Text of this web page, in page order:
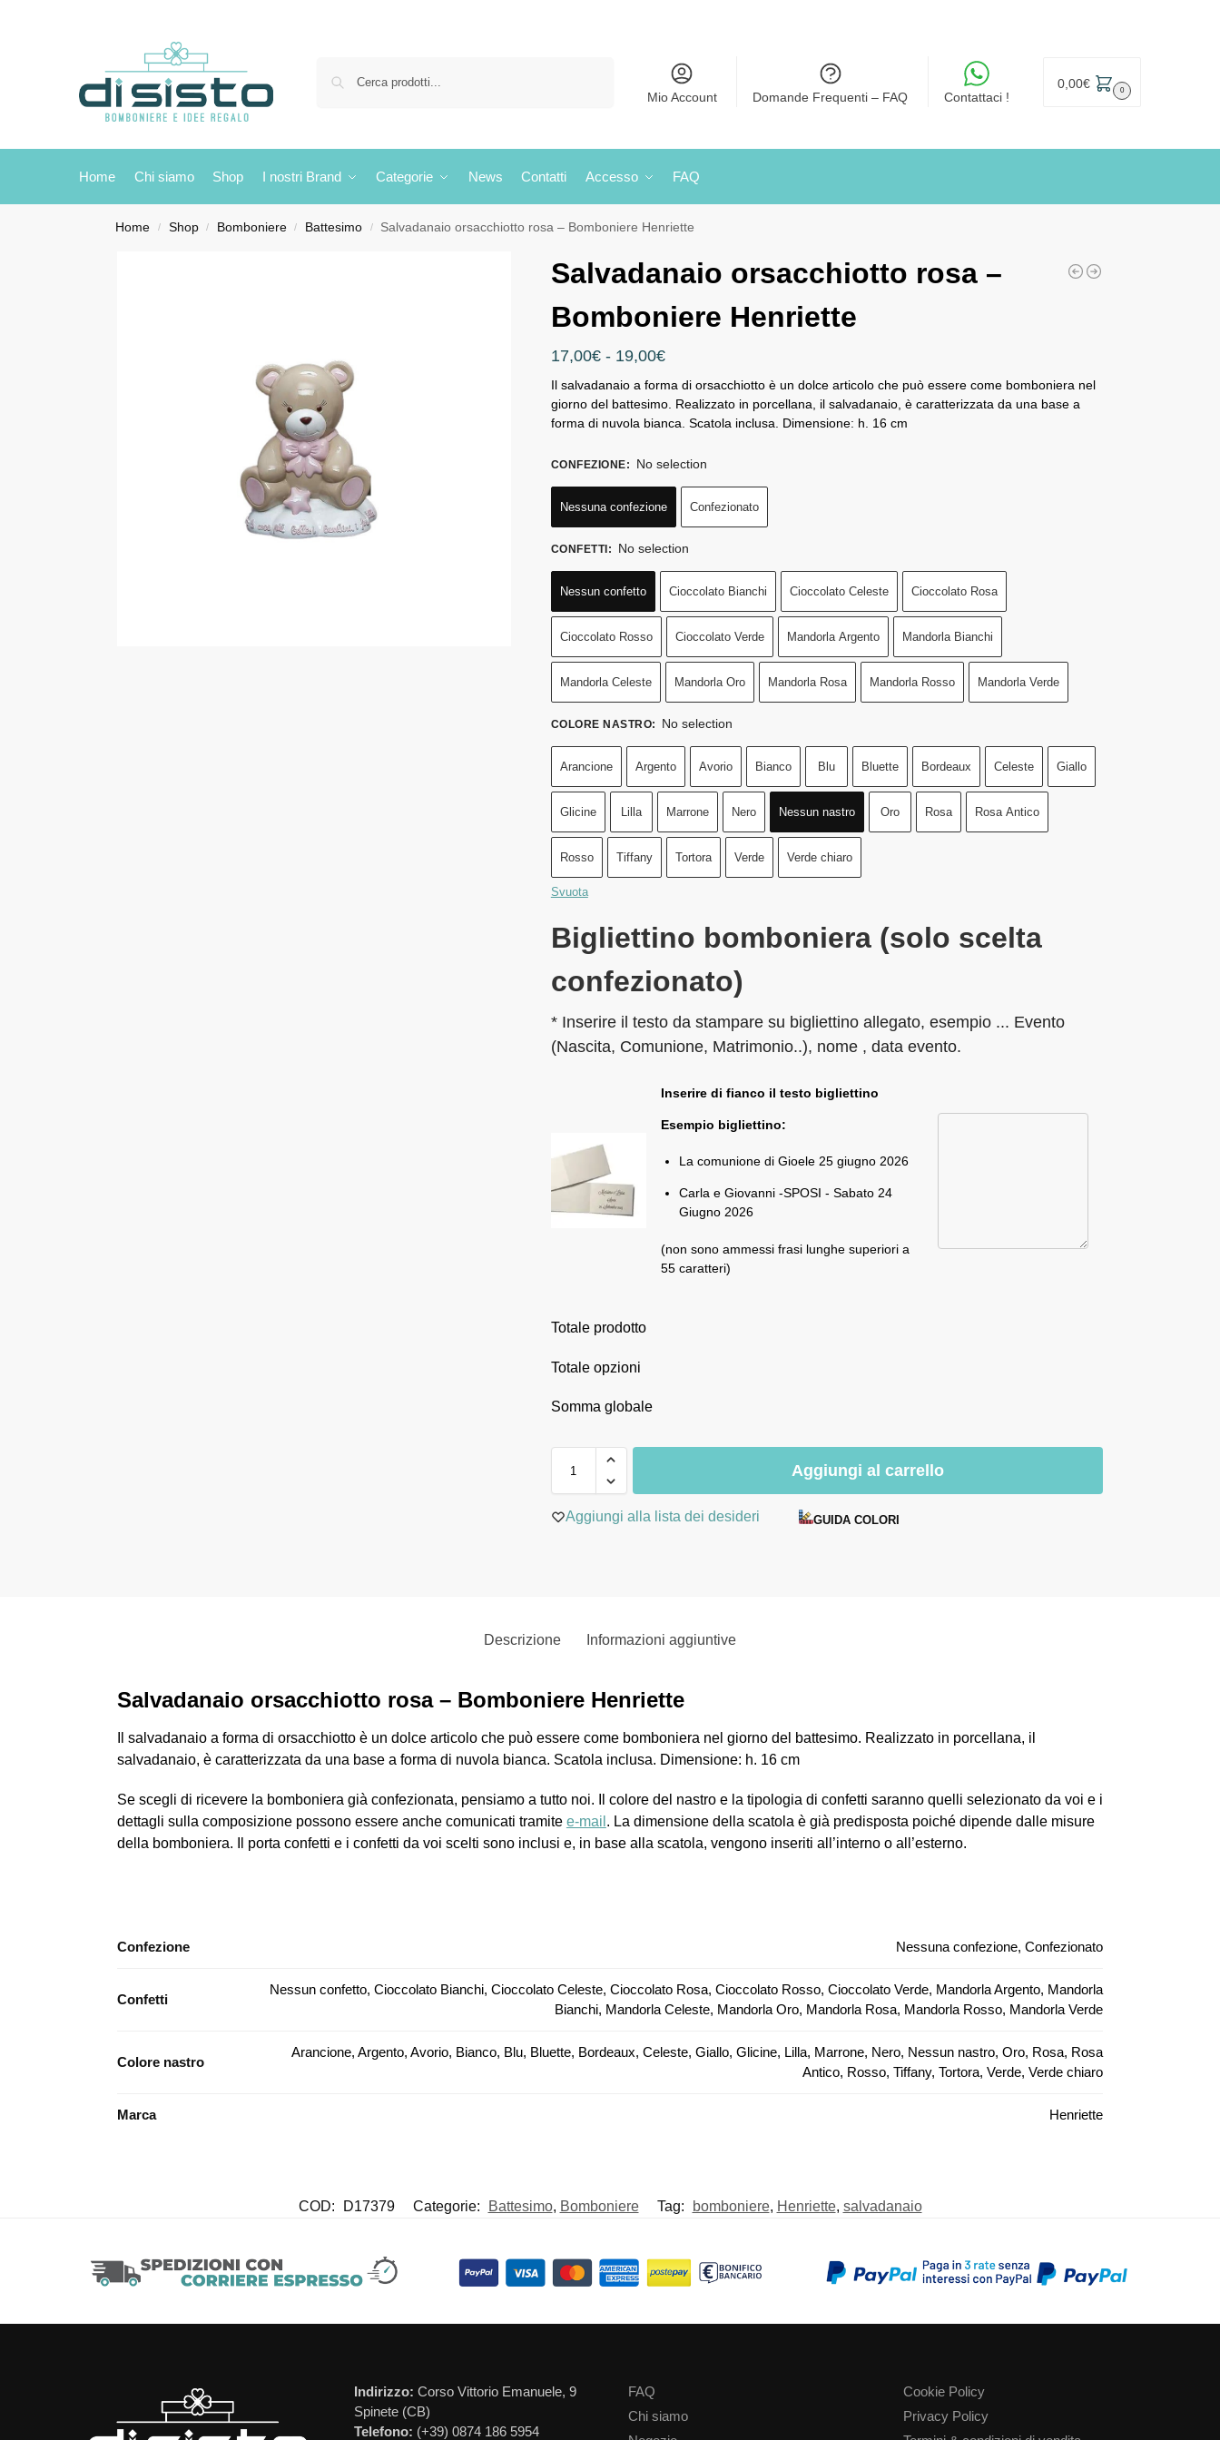
Mio Account Domande Frequenti – FAQ Contattaci !
0,00€ 0
Home Chi siamo Shop I nostri Brand Categorie News Contatti Accesso FAQ
Home / Shop / Bomboniere / Battesimo / Salvadanaio orsacchiotto rosa – Bomboniere Henriette
Salvadanaio orsacchiotto rosa –
Bomboniere Henriette
17,00€ - 19,00€
Il salvadanaio a forma di orsacchiotto è un dolce articolo che può essere come bomboniera nel
giorno del battesimo. Realizzato in porcellana, il salvadanaio, è caratterizzata da una base a
forma di nuvola bianca. Scatola inclusa. Dimensione: h. 16 cm
CONFEZIONE: No selection
Nessuna confezione Confezionato
CONFETTI: No selection
Nessun confetto Cioccolato Bianchi Cioccolato Celeste Cioccolato Rosa
Cioccolato Rosso Cioccolato Verde Mandorla Argento Mandorla Bianchi
Mandorla Celeste Mandorla Oro Mandorla Rosa Mandorla Rosso Mandorla Verde
COLORE NASTRO: No selection
Arancione Argento Avorio Bianco Blu Bluette Bordeaux Celeste Giallo
Glicine Lilla Marrone Nero Nessun nastro Oro Rosa Rosa Antico
Rosso Tiffany Tortora Verde Verde chiaro
Svuota
Bigliettino bomboniera (solo scelta
confezionato)
* Inserire il testo da stampare su bigliettino allegato, esempio ... Evento
(Nascita, Comunione, Matrimonio..), nome , data evento.
Inserire di fianco il testo bigliettino
Esempio bigliettino:
La comunione di Gioele 25 giugno 2026
Carla e Giovanni -SPOSI - Sabato 24
Giugno 2026
(non sono ammessi frasi lunghe superiori a
55 caratteri)
Totale prodotto
Totale opzioni
Somma globale
Aggiungi al carrello
Aggiungi alla lista dei desideri GUIDA COLORI
Descrizione Informazioni aggiuntive
Salvadanaio orsacchiotto rosa – Bomboniere Henriette
Il salvadanaio a forma di orsacchiotto è un dolce articolo che può essere come bomboniera nel giorno del battesimo. Realizzato in porcellana, il
salvadanaio, è caratterizzata da una base a forma di nuvola bianca. Scatola inclusa. Dimensione: h. 16 cm
Se scegli di ricevere la bomboniera già confezionata, pensiamo a tutto noi. Il colore del nastro e la tipologia di confetti saranno quelli selezionato da voi e i
dettagli sulla composizione possono essere anche comunicati tramite e-mail . La dimensione della scatola è già predisposta poiché dipende dalle misure
della bomboniera. Il porta confetti e i confetti da voi scelti sono inclusi e, in base alla scatola, vengono inseriti all’interno o all’esterno.
Confezione Nessuna confezione, Confezionato
Confetti
Nessun confetto, Cioccolato Bianchi, Cioccolato Celeste, Cioccolato Rosa, Cioccolato Rosso, Cioccolato Verde, Mandorla Argento, Mandorla
Bianchi, Mandorla Celeste, Mandorla Oro, Mandorla Rosa, Mandorla Rosso, Mandorla Verde
Colore nastro
Arancione, Argento, Avorio, Bianco, Blu, Bluette, Bordeaux, Celeste, Giallo, Glicine, Lilla, Marrone, Nero, Nessun nastro, Oro, Rosa, Rosa
Antico, Rosso, Tiffany, Tortora, Verde, Verde chiaro
Marca Henriette
COD: D17379 Categorie: Battesimo, Bomboniere Tag: bomboniere, Henriette, salvadanaio
Indirizzo: Corso Vittorio Emanuele, 9
Spinete (CB)
Telefono: (+39) 0874 186 5954
FAQ
Chi siamo
Cookie Policy
Privacy Policy